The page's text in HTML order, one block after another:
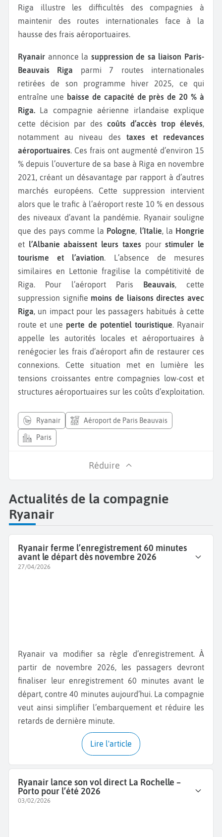
Riga illustre les difficultés des compagnies à
maintenir des routes internationales face à la
hausse des frais aéroportuaires.
Ryanair annonce la suppression de sa liaison Paris-
Beauvais Riga parmi 7 routes internationales
retirées de son programme hiver 2025, ce qui
entraîne une baisse de capacité de près de 20 % à
Riga. La compagnie aérienne irlandaise explique
cette décision par des coûts d’accès trop élevés,
notamment au niveau des taxes et redevances
aéroportuaires. Ces frais ont augmenté d’environ 15
% depuis l’ouverture de sa base à Riga en novembre
2021, créant un désavantage par rapport à d’autres
marchés européens. Cette suppression intervient
alors que le trafic à l’aéroport reste 10 % en dessous
des niveaux d’avant la pandémie. Ryanair souligne
que des pays comme la Pologne, l’Italie, la Hongrie
et l’Albanie abaissent leurs taxes pourstimuler le
tourisme et l’aviation. L’absence de mesures
similaires en Lettonie fragilise la compétitivité de
Riga. Pour l’aéroport Paris Beauvais, cette
suppression signifie moins de liaisons directes avec
Riga, un impact pour les passagers habitués à cette
route et une perte de potentiel touristique. Ryanair
appelle les autorités locales et aéroportuaires à
renégocier les frais d’aéroport afin de restaurer ces
connexions. Cette situation met en lumière les
tensions croissantes entre compagnies low-cost et
structures aéroportuaires sur les coûts d’exploitation.
ryanair Aéroport de Paris Beauvais
Paris
Réduire
Actualités de la compagnie
Ryanair
Ryanair ferme l’enregistrement 60 minutes
avant le départ dès novembre 2026
27/04/2026
Ryanair va modifier sa règle d’enregistrement. À
partir de novembre 2026, les passagers devront
finaliser leur enregistrement 60 minutes avant le
départ, contre 40 minutes aujourd’hui. La compagnie
veut ainsi simplifier l’embarquement et réduire les
retards de dernière minute.
Lire l'article
Ryanair lance son vol direct La Rochelle –
Porto pour l’été 2026
03/02/2026